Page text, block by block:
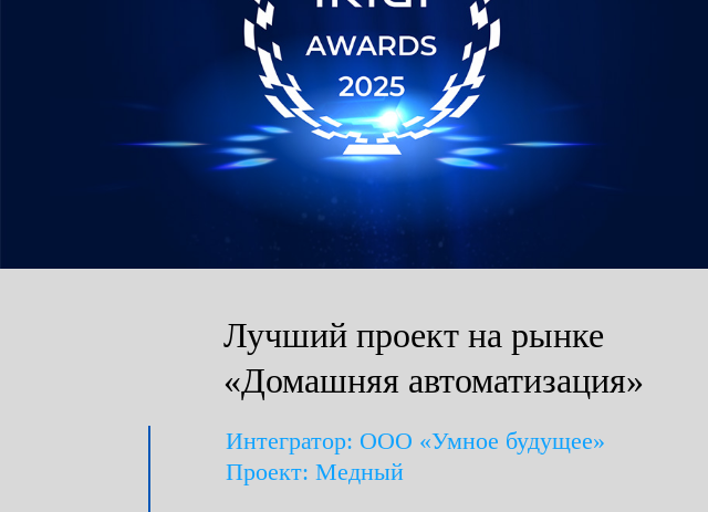
Лучший проект на рынке
«Домашняя автоматизация»
Интегратор: ООО «Умное будущее»
Проект: Медный